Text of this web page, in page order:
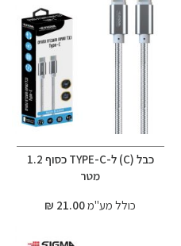
כבל (C) ל-TYPE-C כסוף 1.2
מטר
כולל מע"מ21.00 ₪